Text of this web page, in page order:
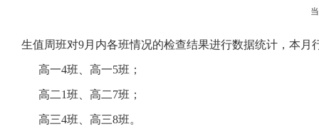
生值周班对9月内各班情况的检查结果进行数据统计，本月
高一4班、高一5班；
高二1班、高二7班；
高三4班、高三8班。